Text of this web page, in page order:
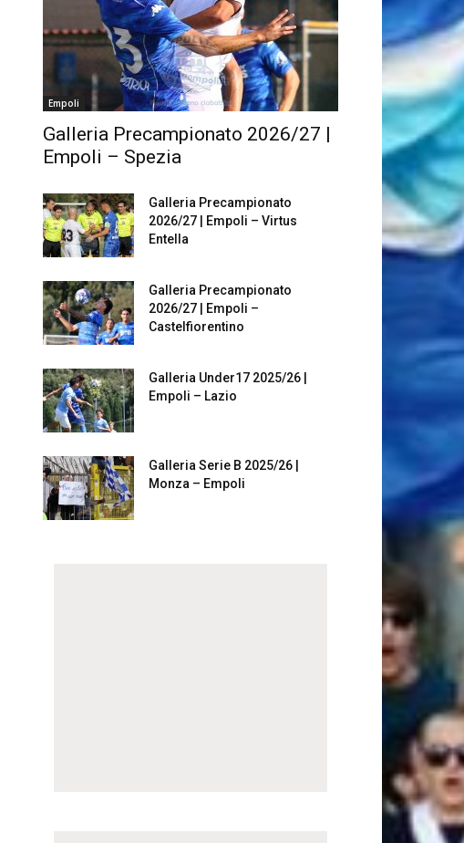
Empoli
Galleria Precampionato 2026/27 |
Empoli – Spezia
Galleria Precampionato
2026/27 | Empoli – Virtus
Entella
Galleria Precampionato
2026/27 | Empoli –
Castelfiorentino
Galleria Under17 2025/26 |
Empoli – Lazio
Galleria Serie B 2025/26 |
Monza – Empoli